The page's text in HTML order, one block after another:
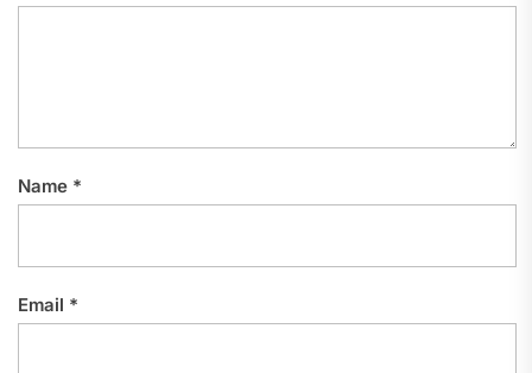
Name *
Email *